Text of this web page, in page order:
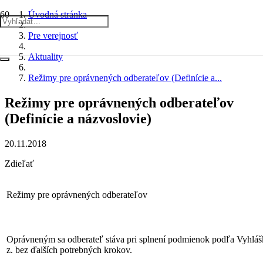
Úvodná stránka
Pre verejnosť
Aktuality
Režimy pre oprávnených odberateľov (Definície a...
Režimy pre oprávnených odberateľov
(Definície a názvoslovie)
20.11.2018
Zdieľať
Režimy pre oprávnených odberateľov
Oprávneným sa odberateľ stáva pri splnení podmienok podľa
z. bez ďalších potrebných krokov.